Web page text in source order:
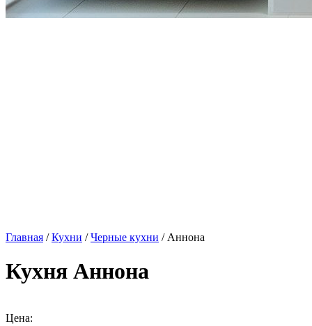
Главная /Кухни /Черные кухни / Аннона
Кухня Аннона
Цена: